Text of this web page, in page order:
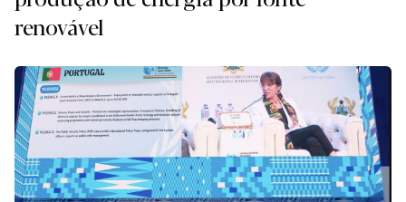
renovável